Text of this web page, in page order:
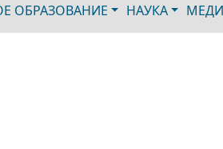
ОБРАЗОВАНИЕ НАУКА